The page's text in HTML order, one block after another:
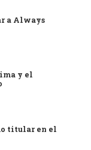
a Always
y el
titular en el